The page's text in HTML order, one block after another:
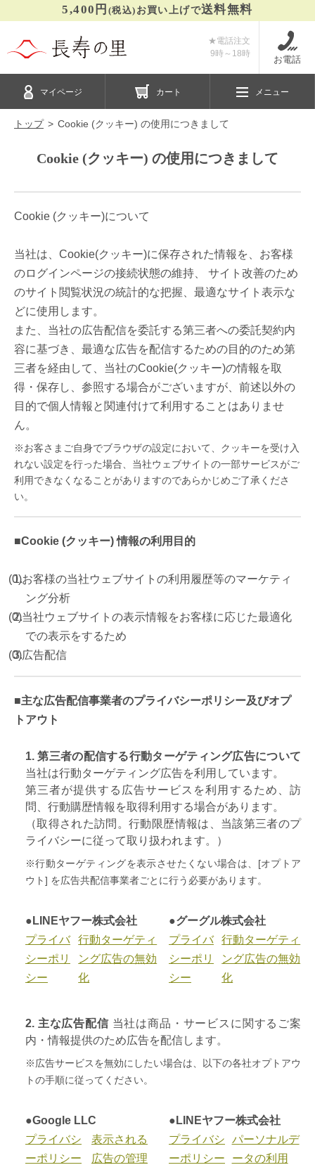
5,400円 (税込) お買い上げで送料無料
★電話注文
9時～ 18時
お電話
マイページ カート メニュー
トップ Cookie (クッキー) の使用につきまして
Cookie (クッキー) の使用につきまして
Cookie (クッキー)について
当社は、Cookie(クッキー)に保存された情報を、お客様
のログインページの接続状態の維持、 サイト改善のため
のサイト閲覧状況の統計的な把握、最適なサイト表示な
どに使用します。
また、当社の広告配信を委託する第三者への委託契約内
容に基づき、最適な広告を配信するための目的のため第
三者を経由して、当社のCookie(クッキー)の情報を取
得・保存し、参照する場合がございますが、前述以外の
目的で個人情報と関連付けて利用することはありませ
ん。
※お客さまご自身でブラウザの設定において、クッキーを受け入
れない設定を行った場合、当社ウェブサイトの一部サービスがご
利用できなくなることがありますのであらかじめご了承くださ
い。
■Cookie (クッキー) 情報の利用目的
お客様の当社ウェブサイトの利用履歴等のマーケティ
ング分析
当社ウェブサイトの表示情報をお客様に応じた最適化
での表示をするため
広告配信
■主な広告配信事業者のプライバシーポリシー及びオプ
トアウト
1. 第三者の配信する行動ターゲティング広告について
当社は行動ターゲティング広告を利用しています。
第三者が提供する広告サービスを利用するため、訪
問、行動購歴情報を取得利用する場合があります。
（取得された訪問。行動限歴情報は、当該第三者のプ
ライバシーに従って取り扱われます。）
※行動ターゲティングを表示させたくない場合は、[オプトア
ウト] を広告共配信事業者ごとに行う必要があります。
●LINEヤフー株式会社
プライバ
シーポリ
シー
行動ターゲティ
ング広告の無効
化
●グーグル株式会社
プライバ
シーポリ
シー
行動ターゲティ
ング広告の無効
化
2. 主な広告配信 当社は商品・サービスに関するご案
内・情報提供のため広告を配信します。
※広告サービスを無効にしたい場合は、以下の各社オプトアウ
トの手順に従ってください。
●Google LLC
プライバシ
ーポリシー
表示される
広告の管理
●LINEヤフー株式会社
プライバシ
ーポリシー
パーソナルデ
ータの利用